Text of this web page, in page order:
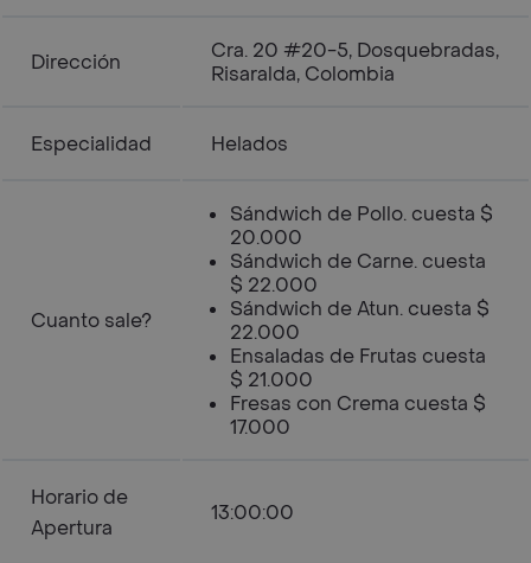
Dirección
Cra. 20 #20-5, Dosquebradas,
Risaralda, Colombia
Especialidad Helados
Cuanto sale?
Sándwich de Pollo. cuesta $
20.000
Sándwich de Carne. cuesta
$ 22.000
Sándwich de Atun. cuesta $
22.000
Ensaladas de Frutas cuesta
$ 21.000
Fresas con Crema cuesta $
17.000
Horario de
Apertura
13:00:00